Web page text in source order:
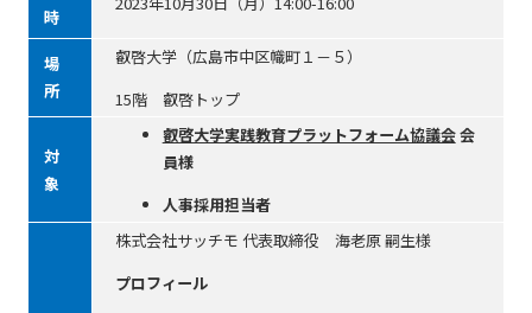
時
場
所
叡啓大学（広島市中区幟町１－５）
15階 叡啓トップ
対
象
叡啓大学実践教育プラットフォーム協議会会
員様
人事採用担当者
株式会社サッチモ 代表取締役 海老原 嗣生様
プロフィール